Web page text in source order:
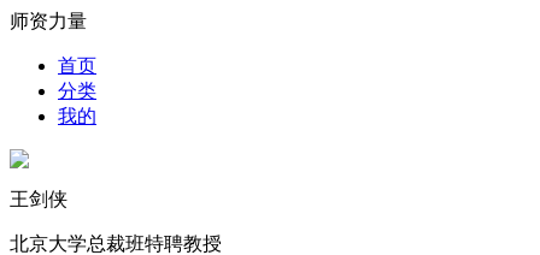
师资力量
首页
分类
我的
王剑侠
北京大学总裁班特聘教授